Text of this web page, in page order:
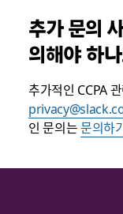
추가 문의
의해야 하
추가적인 CCPA
인 문의는문의하